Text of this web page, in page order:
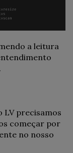
a leitura
LV precisamos
começar por
no nosso